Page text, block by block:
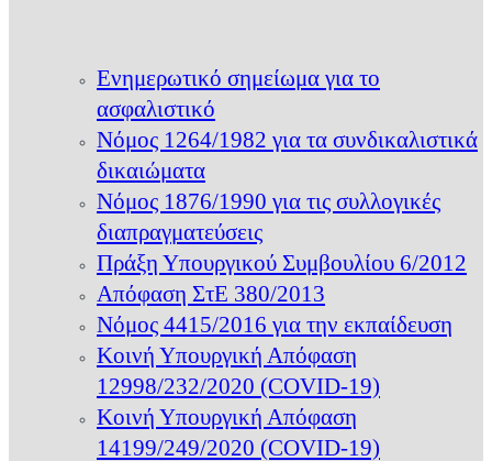
Ενημερωτικό σημείωμα για το
ασφαλιστικό
Νόμος 1264/1982 για τα συνδικαλιστικά
δικαιώματα
Νόμος 1876/1990 για τις συλλογικές
διαπραγματεύσεις
Πράξη Υπουργικού Συμβουλίου 6/2012
Απόφαση ΣτΕ 380/2013
Νόμος 4415/2016 για την εκπαίδευση
Κοινή Υπουργική Απόφαση
12998/232/2020 (COVID-19)
Κοινή Υπουργική Απόφαση
14199/249/2020 (COVID-19)